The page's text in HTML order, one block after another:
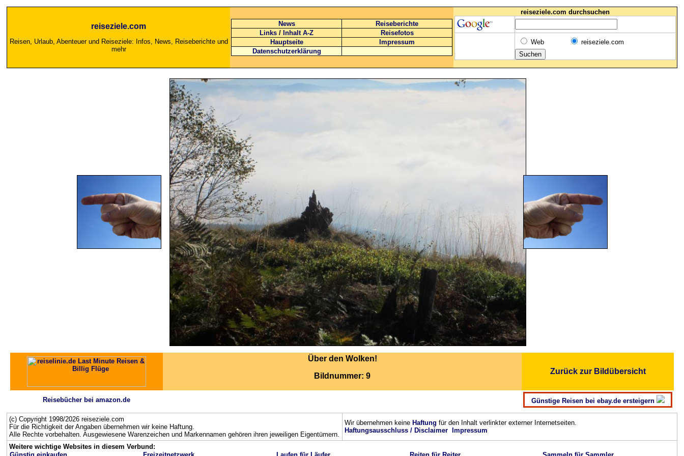
reiseziele.com
Reisen, Urlaub, Abenteuer und Reiseziele: Infos, News, Reiseberichte und
mehr
News
Reiseberichte
Links / Inhalt A-Z
Reisefotos
Hauptseite
Impressum
Datenschutzerklärung
reiseziele.com durchsuchen
Web reiseziele.com
Über den Wolken!
Bildnummer: 9
Zurück zur Bildübersicht
Reisebücher bei amazon.de Günstige Reisen bei ebay.de ersteigern
(c) Copyright 1998/2026 reiseziele.com
Für die Richtigkeit der Angaben übernehmen wir keine Haftung.
Alle Rechte vorbehalten. Ausgewiesene Warenzeichen und Markennamen gehören ihren jeweiligen Eigentümern.
Wir übernehmen keine Haftung für den Inhalt verlinkter externer Internetseiten.
Haftungsausschluss / Disclaimer
Impressum
Weitere wichtige Websites in diesem Verbund: